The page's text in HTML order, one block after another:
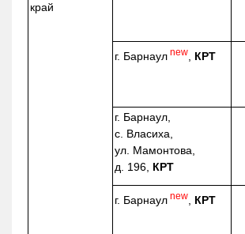
край
г. Барнаул new КРТ
г. Барнаул,
с. Власиха,
ул. Мамонтова,
д. 196, КРТ
г. Барнаул new КРТ